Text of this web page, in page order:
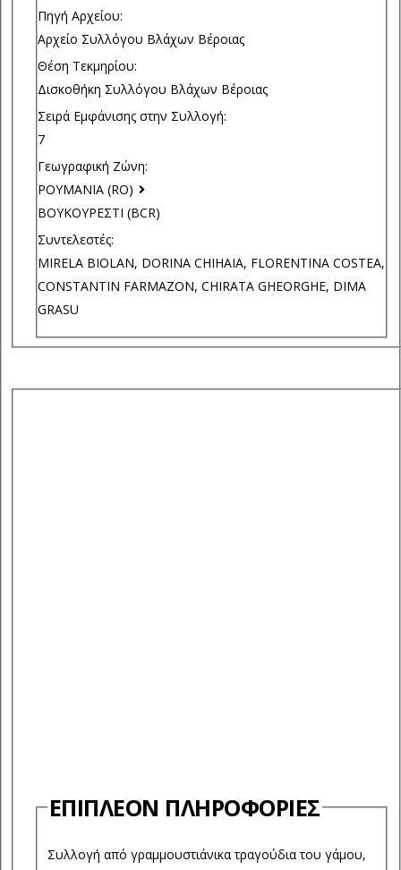
Πηγή Αρχείου:
Αρχείο Συλλόγου Βλάχων Βέροιας
Θέση Τεκμηρίου:
Δισκοθήκη Συλλόγου Βλάχων Βέροιας
Σειρά Εμφάνισης στην Συλλογή:
7
Γεωγραφική Ζώνη:
ΡΟΥΜΑΝΙΑ (RO)
ΒΟΥΚΟΥΡΕΣΤΙ (BCR)
Συντελεστές:
MIRELA BIOLAN, DORINA CHIHAIA, FLORENTINA COSTEA,
CONSTANTIN FARMAZON, CHIRATA GHEORGHE, DIMA
GRASU
ΕΠΙΠΛΈΟΝ ΠΛΗΡΟΦΟΡΊΕΣ
Συλλογή από γραμμουστιάνικα τραγούδια του γάμου,